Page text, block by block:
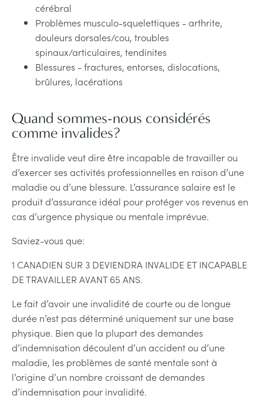
cérébral
Problèmes musculo-squelettiques - arthrite,
douleurs dorsales/cou, troubles
spinaux/articulaires, tendinites
Blessures - fractures, entorses, dislocations,
brûlures, lacérations
Quand sommes-nous considérés
comme invalides?
Être invalide veut dire être incapable de travailler ou
d’exercer ses activités professionnelles en raison d’une
maladie ou d’une blessure. L’assurance salaire est le
produit d’assurance idéal pour protéger vos revenus en
cas d’urgence physique ou mentale imprévue.
Saviez-vous que:
1 CANADIEN SUR 3 DEVIENDRA INVALIDE ET INCAPABLE
DE TRAVAILLER AVANT 65 ANS.
Le fait d’avoir une invalidité de courte ou de longue
durée n’est pas déterminé uniquement sur une base
physique. Bien que la plupart des demandes
d’indemnisation découlent d’un accident ou d’une
maladie, les problèmes de santé mentale sont à
l’origine d’un nombre croissant de demandes
d’indemnisation pour invalidité.